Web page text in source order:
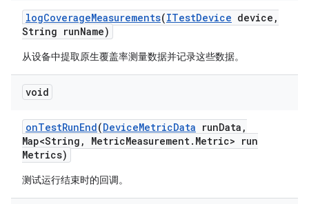
logCoverageMeasurements(ITestDevice device ,
String runName)
从设备中提取原生覆盖率测量数据并记录这些数据。
void
onTestRunEnd(DeviceMetricData runData ,
Map<String , MetricMeasurement. Metric> run
Metrics)
测试运行结束时的回调。